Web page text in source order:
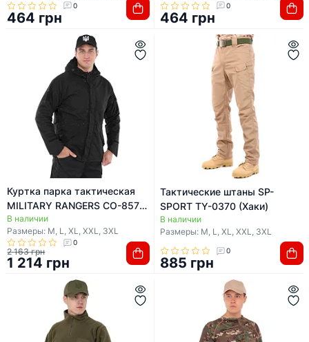
0
464 грн
0
464 грн
Куртка парка тактическая
MILITARY RANGERS CO-8573
(Черный)
В наличии
Размеры: M, L, XL, XXL, 3XL
0
2 163 грн
1 214 грн
Тактические штаны SP-
SPORT TY-0370 (Хаки)
В наличии
Размеры: M, L, XL, XXL, 3XL
0
885 грн